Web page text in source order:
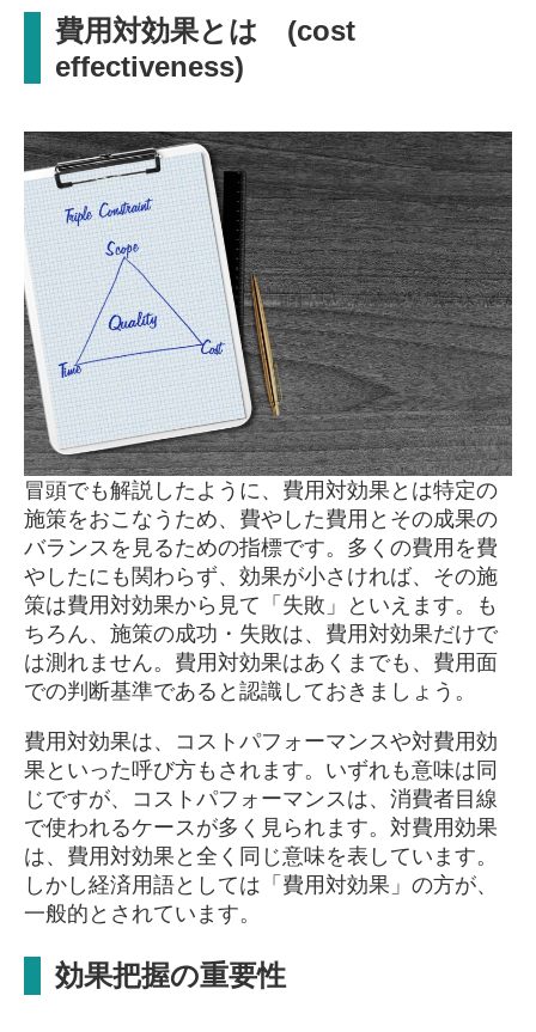
費用対効果とは (cost
effectiveness)
冒頭でも解説したように、費用対効果とは特定の
施策をおこなうため、費やした費用とその成果の
バランスを見るための指標です。多くの費用を費
やしたにも関わらず、効果が小さければ、その施
策は費用対効果から見て「失敗」といえます。も
ちろん、施策の成功・失敗は、費用対効果だけで
は測れません。費用対効果はあくまでも、費用面
での判断基準であると認識しておきましょう。
費用対効果は、コストパフォーマンスや対費用効
果といった呼び方もされます。いずれも意味は同
じですが、コストパフォーマンスは、消費者目線
で使われるケースが多く見られます。対費用効果
は、費用対効果と全く同じ意味を表しています。
しかし経済用語としては「費用対効果」の方が、
一般的とされています。
効果把握の重要性